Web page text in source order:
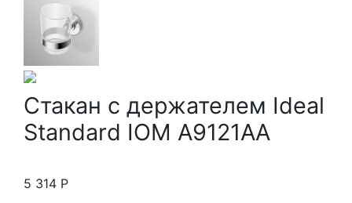
Стакан с держателем Ideal
Standard IOM A9121AA
5 314 Р